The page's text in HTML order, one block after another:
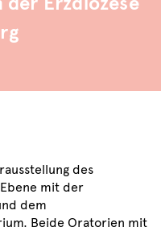
des
mit der
dem
Beide Oratorien mit